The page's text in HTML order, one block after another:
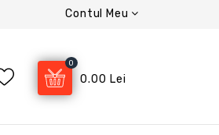
Contul Meu
0
0.00 Lei